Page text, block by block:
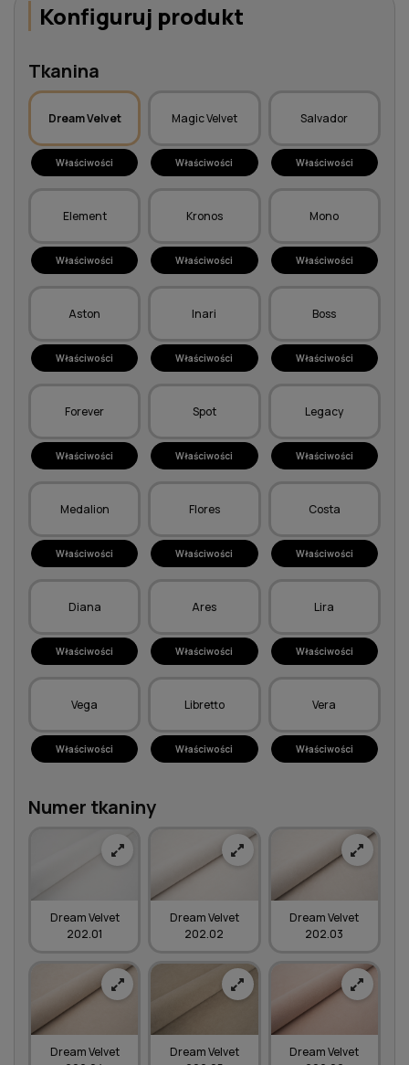
Konfiguruj produkt
Tkanina
Dream Velvet
Właściwości
Magic Velvet
Właściwości
Salvador
Właściwości
Element
Właściwości
Kronos
Właściwości
Mono
Właściwości
Aston
Właściwości
Inari
Właściwości
Boss
Właściwości
Forever
Właściwości
Spot
Właściwości
Legacy
Właściwości
Medalion
Właściwości
Flores
Właściwości
Costa
Właściwości
Diana
Właściwości
Ares
Właściwości
Lira
Właściwości
Vega
Właściwości
Libretto
Właściwości
Vera
Właściwości
Numer tkaniny
Dream Velvet
202.01
Dream Velvet
202.02
Dream Velvet
202.03
Dream Velvet
Dream Velvet
Dream Velvet